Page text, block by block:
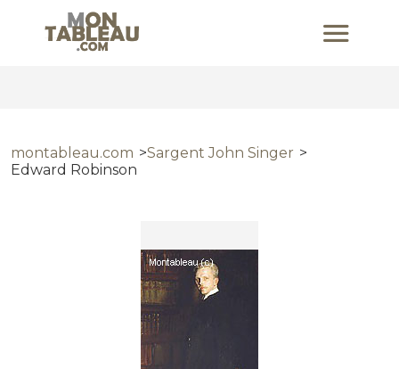
montableau.com
Sargent John Singer
Edward Robinson